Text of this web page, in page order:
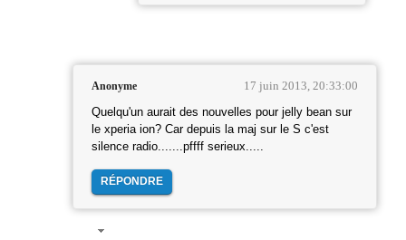
Anonyme 17 juin 2013, 20:33:00
Quelqu'un aurait des nouvelles pour jelly bean sur
le xperia ion? Car depuis la maj sur le S c'est
silence radio.......pffff serieux.....
RÉPONDRE